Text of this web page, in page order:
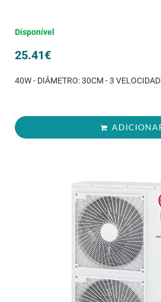
Disponível
25.41€
40W - DIÂMETRO: 30CM - 3